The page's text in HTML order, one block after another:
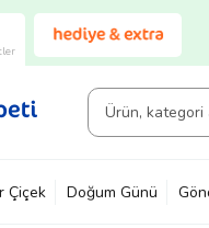
Çiçek Doğum Günü